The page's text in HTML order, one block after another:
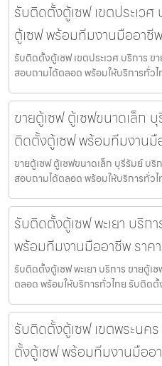
รับติดตั้งตู้เซฟ เขตประเว
ตู้เซฟ พร้อมทีมงานมืออาชี
รับติดตั้งตู้เซฟ เขตประเวศ บริการ
สอบถามได้ตลอด พร้อมให้บริการทั่ว
ขายตู้เซฟ ตู้เซฟขนาดเล็ก
ติดตั้งตู้เซฟ พร้อมทีมงานมื
ขายตู้เซฟ ตู้เซฟขนาดเล็ก บุรีรัมย์ บ
สอบถามได้ตลอด พร้อมให้บริการทั่วไ
รับติดตั้งตู้เซฟ พะเยา บริก
พร้อมทีมงานมืออาชีพ ราค
รับติดตั้งตู้เซฟ พะเยา บริการ ขายตู้
ตลอด พร้อมให้บริการทั่วไทย รับติดตั้
รับติดตั้งตู้เซฟ เขตพระนค
ตั้งตู้เซฟ พร้อมทีมงานมืออ